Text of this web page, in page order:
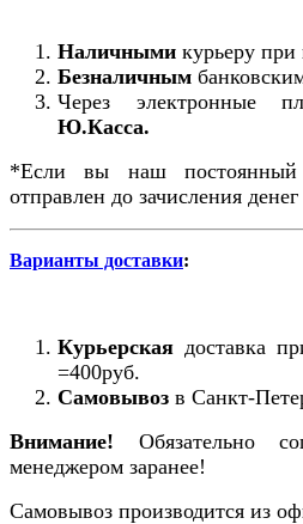
Наличными курьеру при
Безналичным
Через электронные
Ю.Касса.
*Если вы наш постоянный
отправлен до зачисления
Варианты доставки:
Курьерская доставка
=400руб.
Самовывоз в Санкт-
Внимание! Обязательно
менеджером заранее!
Самовывоз производится из